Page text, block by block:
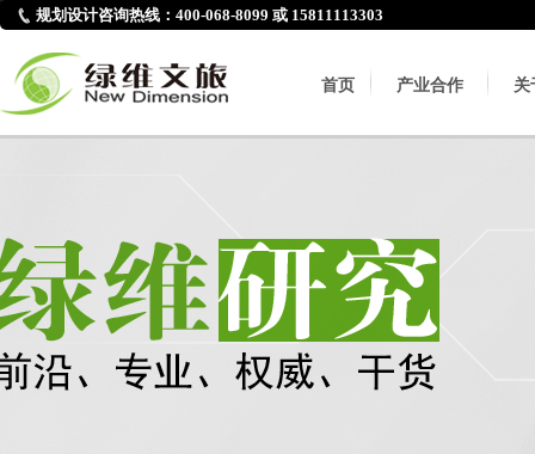
规划设计咨询热线：400-068-8099 或 15811113303
首页 产业合作 关